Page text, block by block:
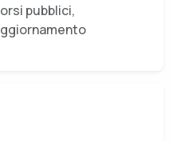
pubblici,